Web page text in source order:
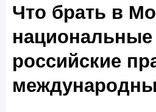
Что брать в
национальные
российские